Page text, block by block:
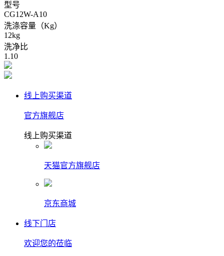
型号
CG12W-A10
洗涤容量（Kg）
12kg
洗净比
1.10
线上购买渠道
官方旗舰店
线上购买渠道
天猫官方旗舰店
京东商城
线下门店
欢迎您的莅临